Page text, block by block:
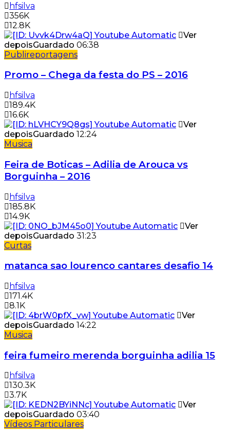
hfsilva
356K
12.8K
Ver
depoisGuardado 06:38
Publireportagens
Promo – Chega da festa do PS – 2016
hfsilva
189.4K
16.6K
Ver
depoisGuardado 12:24
Musica
Feira de Boticas – Adilia de Arouca vs
Borguinha – 2016
hfsilva
185.8K
14.9K
Ver
depoisGuardado 31:23
Curtas
matanca sao lourenco cantares desafio 14
hfsilva
171.4K
8.1K
Ver
depoisGuardado 14:22
Musica
feira fumeiro merenda borguinha adilia 15
hfsilva
130.3K
3.7K
Ver
depoisGuardado 03:40
Vídeos Particulares